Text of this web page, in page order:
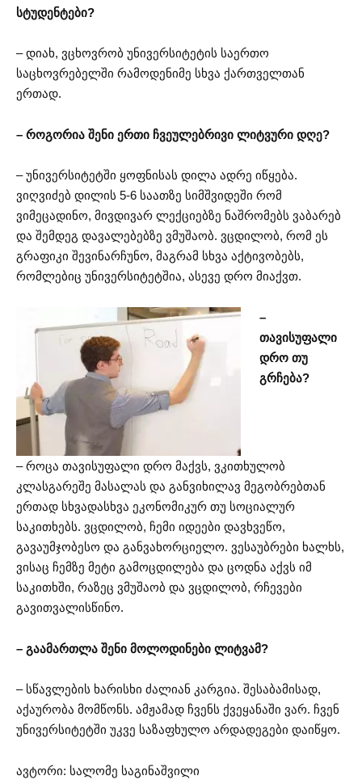
სტუდენტები?
– დიახ, ვცხოვრობ უნივერსიტეტის საერთო
საცხოვრებელში რამოდენიმე სხვა ქართველთან
ერთად.
– როგორია შენი ერთი ჩვეულებრივი ლიტვური დღე?
– უნივერსიტეტში ყოფნისას დილა ადრე იწყება.
ვიღვიძებ დილის 5-6 საათზე სიმშვიდეში რომ
ვიმეცადინო, მივდივარ ლექციებზე ნაშრომებს ვაბარებ
და შემდეგ დავალებებზე ვმუშაობ. ვცდილობ, რომ ეს
გრაფიკი შევინარჩუნო, მაგრამ სხვა აქტივობებს,
რომლებიც უნივერსიტეტშია, ასევე დრო მიაქვთ.
–
თავისუფალი
დრო თუ
გრჩება?
– როცა თავისუფალი დრო მაქვს, ვკითხულობ
კლასგარეშე მასალას და განვიხილავ მეგობრებთან
ერთად სხვადასხვა ეკონომიკურ თუ სოციალურ
საკითხებს. ვცდილობ, ჩემი იდეები დავხვეწო,
გავაუმჯობესო და განვახორციელო. ვესაუბრები ხალხს,
ვისაც ჩემზე მეტი გამოცდილება და ცოდნა აქვს იმ
საკითხში, რაზეც ვმუშაობ და ვცდილობ, რჩევები
გავითვალისწინო.
– გაამართლა შენი მოლოდინები ლიტვამ?
– სწავლების ხარისხი ძალიან კარგია. შესაბამისად,
აქაურობა მომწონს. ამჟამად ჩვენს ქვეყანაში ვარ. ჩვენ
უნივერსიტეტში უკვე საზაფხულო არდადეგები დაიწყო.
ავტორი: სალომე საგინაშვილი